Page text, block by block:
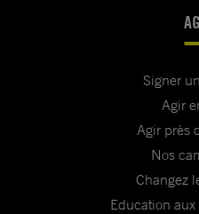
Signer
Agir
Agir près
Nos
Changez
Education